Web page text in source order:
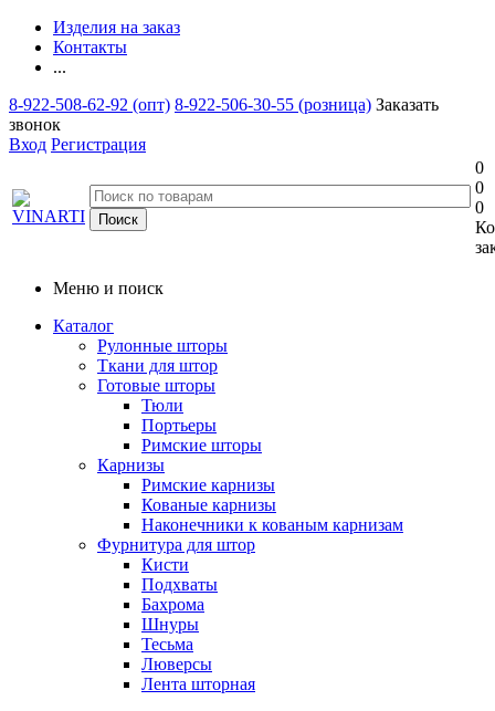
Изделия на заказ
Контакты
...
8-922-508-62-92 (опт) 8-922-506-30-55 (розница) Заказать
звонок
Вход Регистрация
0
0
0
Меню и поиск
Каталог
Рулонные шторы
Ткани для штор
Готовые шторы
Тюли
Портьеры
Римские шторы
Карнизы
Римские карнизы
Кованые карнизы
Наконечники к кованым карнизам
Фурнитура для штор
Кисти
Подхваты
Бахрома
Шнуры
Тесьма
Люверсы
Лента шторная